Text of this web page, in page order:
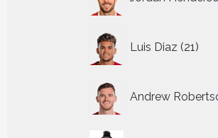
Luis Diaz 21
Andrew